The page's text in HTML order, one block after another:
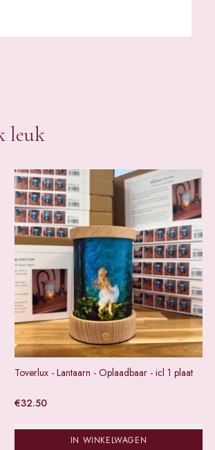
leuk
Toverlux - Lantaarn - Oplaadbaar - icl 1 plaat
€32.50
IN WINKELWAGEN